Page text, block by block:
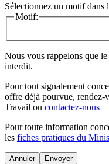
Sélectionnez un motif dans
Motif:
Nous vous rappelons que
interdit.
Pour tout signalement
offre déjà pourvue, rendez-
Travail ou contactez-nous
Pour toute information
les fiches pratiques du
Annuler